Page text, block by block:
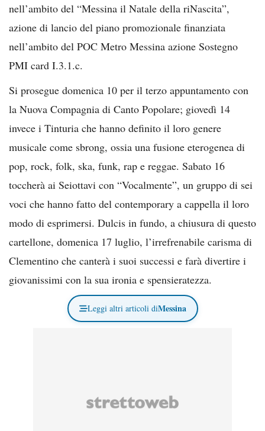
nell’ambito del “Messina il Natale della riNascita”,
azione di lancio del piano promozionale finanziata
nell’ambito del POC Metro Messina azione Sostegno
PMI card I.3.1.c.
Si prosegue domenica 10 per il terzo appuntamento con
la Nuova Compagnia di Canto Popolare; giovedì 14
invece i Tinturia che hanno definito il loro genere
musicale come sbrong, ossia una fusione eterogenea di
pop, rock, folk, ska, funk, rap e reggae. Sabato 16
toccherà ai Seiottavi con “Vocalmente”, un gruppo di sei
voci che hanno fatto del contemporary a cappella il loro
modo di esprimersi. Dulcis in fundo, a chiusura di questo
cartellone, domenica 17 luglio, l’irrefrenabile carisma di
Clementino che canterà i suoi successi e farà divertire i
giovanissimi con la sua ironia e spensieratezza.
Leggi altri articoli diMessina